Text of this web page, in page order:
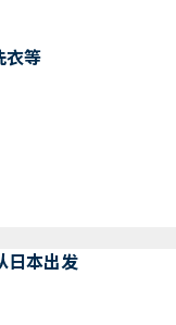
衣等
日本出发